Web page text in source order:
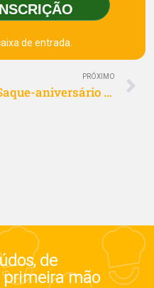
de entrada.
PRÓXIMO
Saque-aniversário 2025: descubra como utilizar o seu FGTS
de
mão